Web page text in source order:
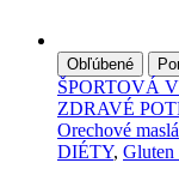
Obľúbené
ŠPORTOVÁ
ZDRAVÉ
Orechové maslá
DIÉTY, Gluten